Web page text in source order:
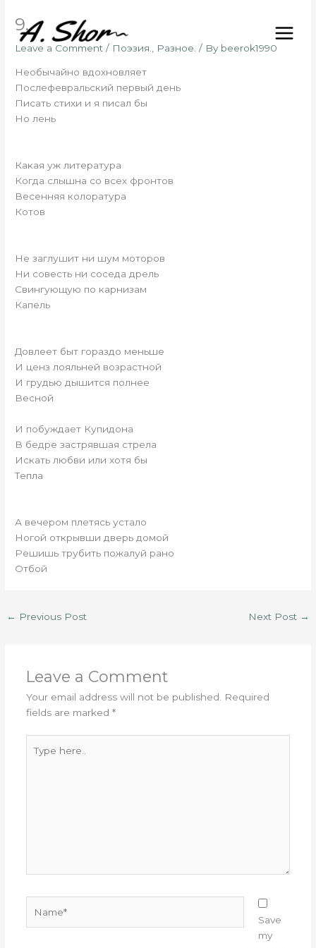
content
9.
Leave a Comment / Поэзия. Разное. / By beerok1990
Необычайно вдохновляет
Послефевральский первый день
Писать стихи и я писал бы
Но лень
Какая уж литература
Когда слышна со всех фронтов
Весенняя колоратура
Котов
Не заглушит ни шум моторов
Ни совесть ни соседа дрель
Свингующую по карнизам
Капель
Довлеет быт гораздо меньше
И ценз лояльней возрастной
И грудью дышится полнее
Весной
И побуждает Купидона
В бедре застрявшая стрела
Искать любви или хотя бы
Тепла
А вечером плетясь устало
Ногой открывши дверь домой
Решишь трубить пожалуй рано
Отбой
← Previous Post Next Post →
Leave a Comment
Your email address will not be published. Required
fields are marked *
here..
Save
my